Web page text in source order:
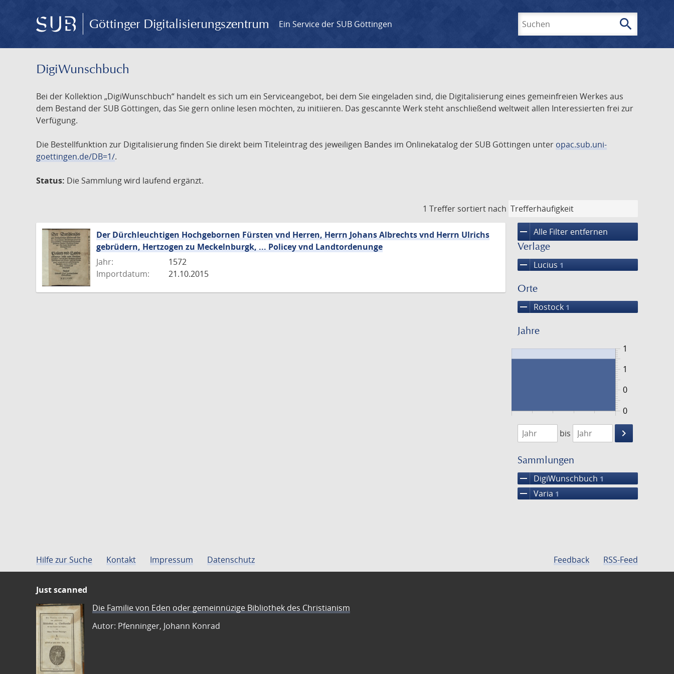
Göttinger Digitalisierungszentrum Ein Service der SUB Göttingen search
DigiWunschbuch
Bei der Kollektion „DigiWunschbuch“ handelt es sich um ein Serviceangebot, bei dem Sie eingeladen sind, die Digitalisierung eines gemeinfreien Werkes aus
dem Bestand der SUB Göttingen, das Sie gern online lesen möchten, zu initiieren. Das gescannte Werk steht anschließend weltweit allen Interessierten frei zur
Verfügung.
Die Bestellfunktion zur Digitalisierung finden Sie direkt beim Titeleintrag des jeweiligen Bandes im Onlinekatalog der SUB Göttingen unter opac.sub.uni-
goettingen.de/DB=1/.
Status: Die Sammlung wird laufend ergänzt.
1 Treffer sortiert nach
remove Alle Filter entfernen
Verlage
remove Lucius 1
Orte
remove Rostock 1
Jahre
0
1
0
1
1572
1573
bis
keyboard_arrow_right
Suche
Sammlungen
remove DigiWunschbuch 1
remove Varia 1
Der Dürchleuchtigen Hochgebornen Fürsten vnd Herren, Herrn Johans Albrechts vnd Herrn Ulrichs
gebrüdern, Hertzogen zu Meckelnburgk, ... Policey vnd Landtordenunge
Jahr:
1572
Importdatum:
21.10.2015
Hilfe zur Suche Kontakt Impressum Datenschutz Feedback RSS-Feed
Just scanned
Die Familie von Eden oder gemeinnüzige Bibliothek des Christianism
Autor: Pfenninger, Johann Konrad